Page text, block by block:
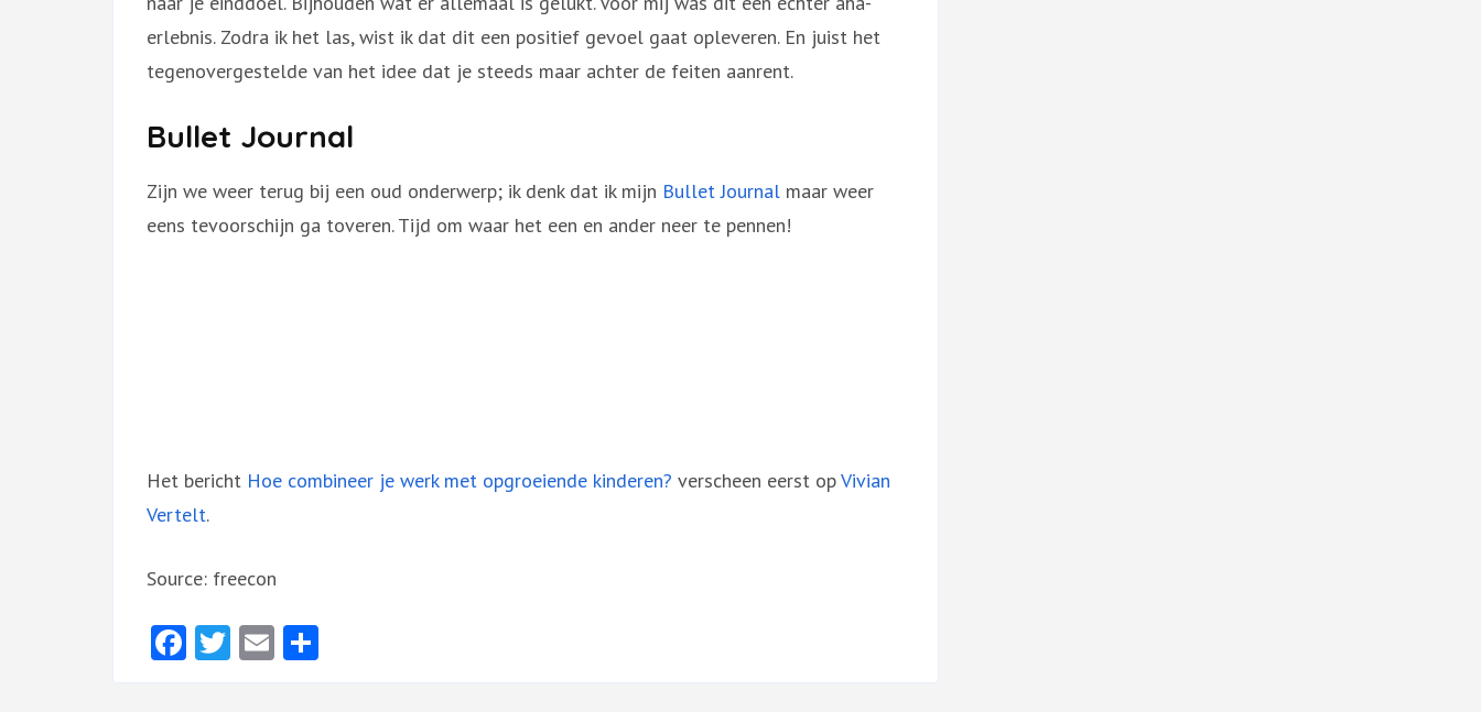
erlebnis. Zodra ik het las, wist ik dat dit een positief gevoel gaat opleveren. En juist het
tegenovergestelde van het idee dat je steeds maar achter de feiten aanrent.
Bullet Journal
Zijn we weer terug bij een oud onderwerp; ik denk dat ik mijn Bullet Journal maar weer
eens tevoorschijn ga toveren. Tijd om waar het een en ander neer te pennen!
Het bericht Hoe combineer je werk met opgroeiende kinderen? verscheen eerst opVivian
Vertelt.
Source: freecon
Facebook
Twitter
Email